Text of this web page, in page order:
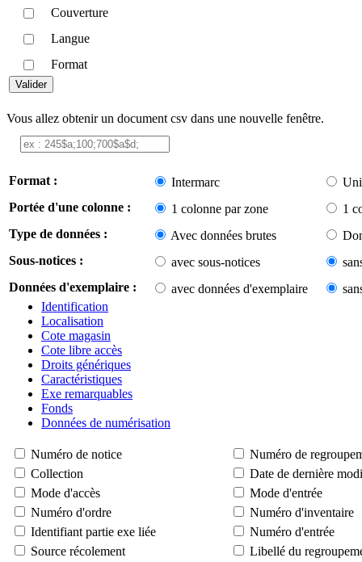
Couverture
Langue
Format
Vous allez obtenir un document csv dans une nouvelle fenêtre.
Format : Intermarc
Portée d'une colonne :
1 colonne par zone
1
Type de données :
Avec données brutes
Sous-notices :
avec sous-notices
Données d'exemplaire :
avec données d'exemplaire
Identification
Localisation
Cote magasin
Cote libre accès
Droits génériques
Caractéristiques
Exe remarquables
Fonds
Données de numérisation
Numéro de notice
Numéro de
Collection
Date de dernière
Mode d'accès
Mode d'entrée
Numéro d'ordre
Numéro d'inventaire
Identifiant partie exe liée
Numéro d'entrée
Source récolement
Libellé du